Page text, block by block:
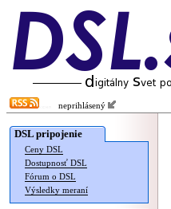
neprihlásený
DSL pripojenie
Ceny DSL
Dostupnosť DSL
Fórum o DSL
Výsledky meraní